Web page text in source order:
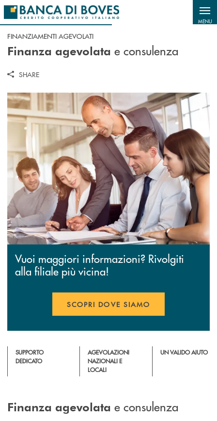
Salta al contenuto principale
MENU
FINANZIAMENTI AGEVOLATI
Finanza agevolata e consulenza
SHARE
Vuoi maggiori informazioni? Rivolgiti
alla filiale più vicina!
SCOPRI DOVE SIAMO
SUPPORTO
DEDICATO
AGEVOLAZIONI
NAZIONALI E
LOCALI
UN VALIDO AIUTO
Finanza agevolata e consulenza